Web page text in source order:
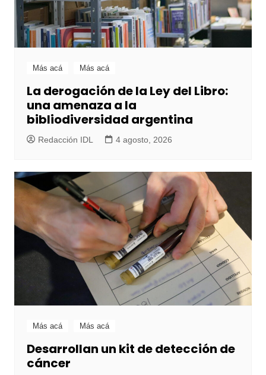
Más acá Más acá
La derogación de la Ley del Libro:
una amenaza a la
bibliodiversidad argentina
Redacción IDL 4 agosto, 2026
Más acá Más acá
Desarrollan un kit de detección de
cáncer